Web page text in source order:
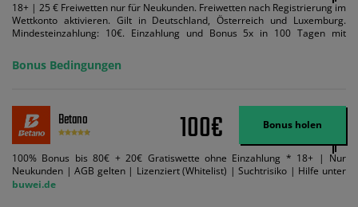
18+ | 25 € Freiwetten nur für Neukunden. Freiwetten nach Registrierung im
Wettkonto aktivieren. Gilt in Deutschland, Österreich und Luxemburg.
Mindesteinzahlung: 10€. Einzahlung und Bonus 5x in 100 Tagen mit
Bedingungen können geändert werden. AGB gelten. Lizenziert; Hilfe bei
Suchtrisiken: buwei.de.
Bonus Bedingungen
Betano 100€ Bonus holen
100% Bonus bis 80€ + 20€ Gratiswette ohne Einzahlung * 18+ | Nur
Neukunden | AGB gelten | Lizenziert (Whitelist) | Suchtrisiko | Hilfe unter
buwei.de